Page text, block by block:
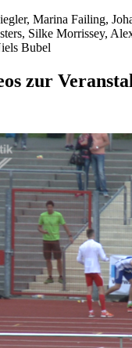
Marina Failing,
Silke Morrissey,
Bubel
zur